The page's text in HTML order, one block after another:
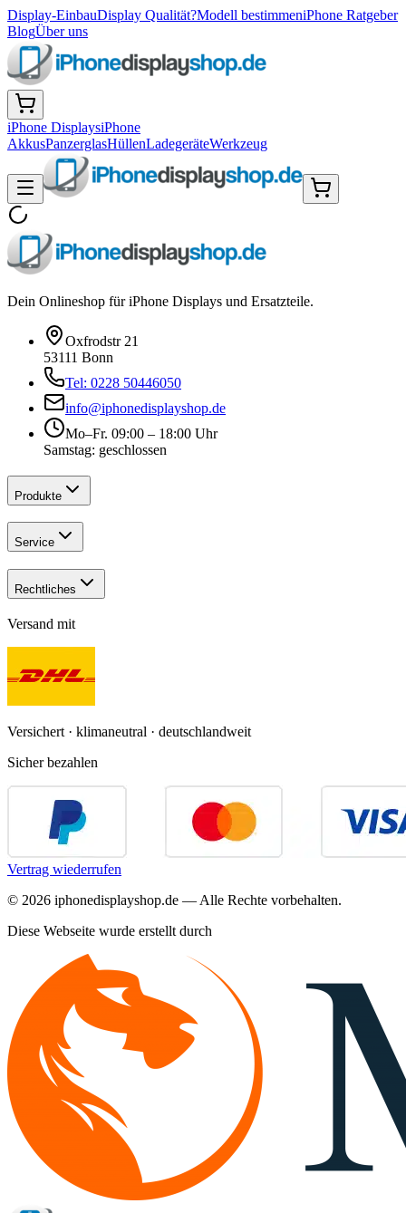
Display-EinbauDisplay Qualität?Modell bestimmeniPhone Ratgeber
BlogÜber uns
iPhone DisplaysiPhone
AkkusPanzerglasHüllenLadegeräteWerkzeug
Dein Onlineshop für iPhone Displays und Ersatzteile.
Oxfrodstr 21
53111 Bonn
Tel: 0228 50446050
info@iphonedisplayshop.de
Mo–Fr. 09:00 – 18:00 Uhr
Samstag: geschlossen
Produkte
Service
Rechtliches
Versand mit
Versichert · klimaneutral · deutschlandweit
Sicher bezahlen
Vertrag wiederrufen
© 2026 iphonedisplayshop.de — Alle Rechte vorbehalten.
Diese Webseite wurde erstellt durch